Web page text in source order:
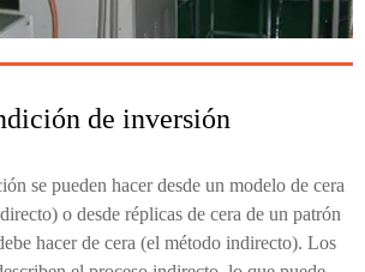
de inversión
se pueden hacer desde un modelo de cera
o desde réplicas de cera de un patrón
hacer de cera (el método indirecto). Los